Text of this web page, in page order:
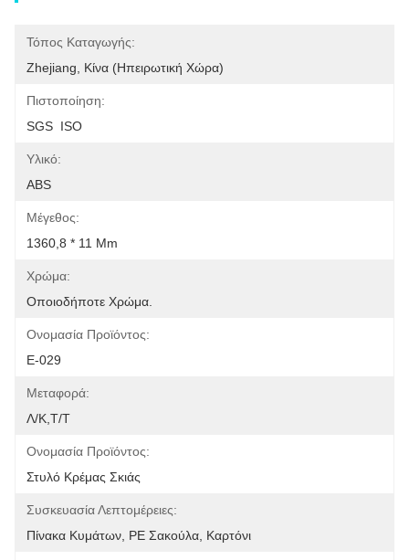
Τόπος Καταγωγής:
Zhejiang, Κίνα (ηπειρωτική Χώρα)
Πιστοποίηση:
SGS  ISO
Υλικό:
ABS
Μέγεθος:
1360,8 * 11 Mm
Χρώμα:
Οποιοδήποτε Χρώμα.
Ονομασία Προϊόντος:
Ε-029
Μεταφορά:
Λ/Κ,Τ/Τ
Ονομασία Προϊόντος:
Στυλό Κρέμας Σκιάς
Συσκευασία Λεπτομέρειες:
Πίνακα Κυμάτων, PE Σακούλα, Καρτόνι